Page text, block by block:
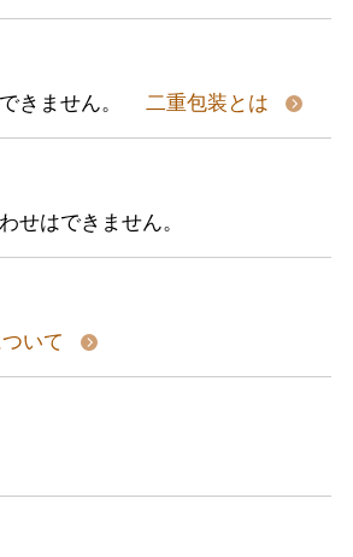
きません。
二重包装とは
せはできません。
いて